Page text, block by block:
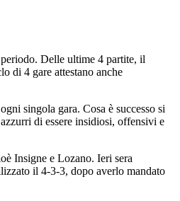
periodo. Delle ultime 4 partite, il
di 4 gare attestano anche
singola gara. Cosa è successo si
di essere insidiosi, offensivi e
Insigne e Lozano. Ieri sera
il 4-3-3, dopo averlo mandato